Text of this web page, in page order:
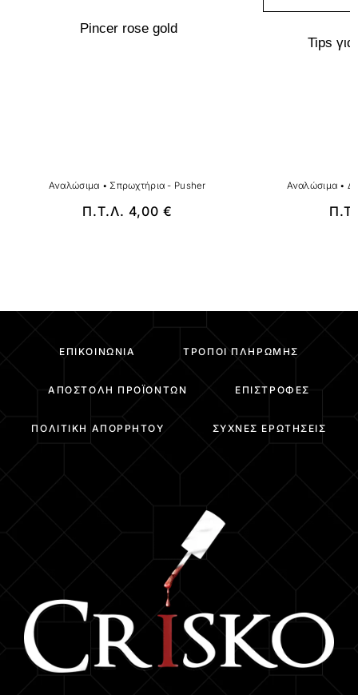
Pincer rose gold
Αναλώσιμα • Σπρωχτήρια - Pusher
Π.Τ.Λ. 4,00 €
Tips για
Αναλώσιμα •
ΕΠΙΚΟΙΝΩΝΊΑ ΤΡΌΠΟΙ ΠΛΗΡΩΜΉΣ
ΑΠΟΣΤΟΛΉ ΠΡΟΪΌΝΤΩΝ ΕΠΙΣΤΡΟΦΈΣ
ΠΟΛΙΤΙΚΉ ΑΠΟΡΡΉΤΟΥ ΣΥΧΝΈΣ ΕΡΩΤΉΣΕΙΣ